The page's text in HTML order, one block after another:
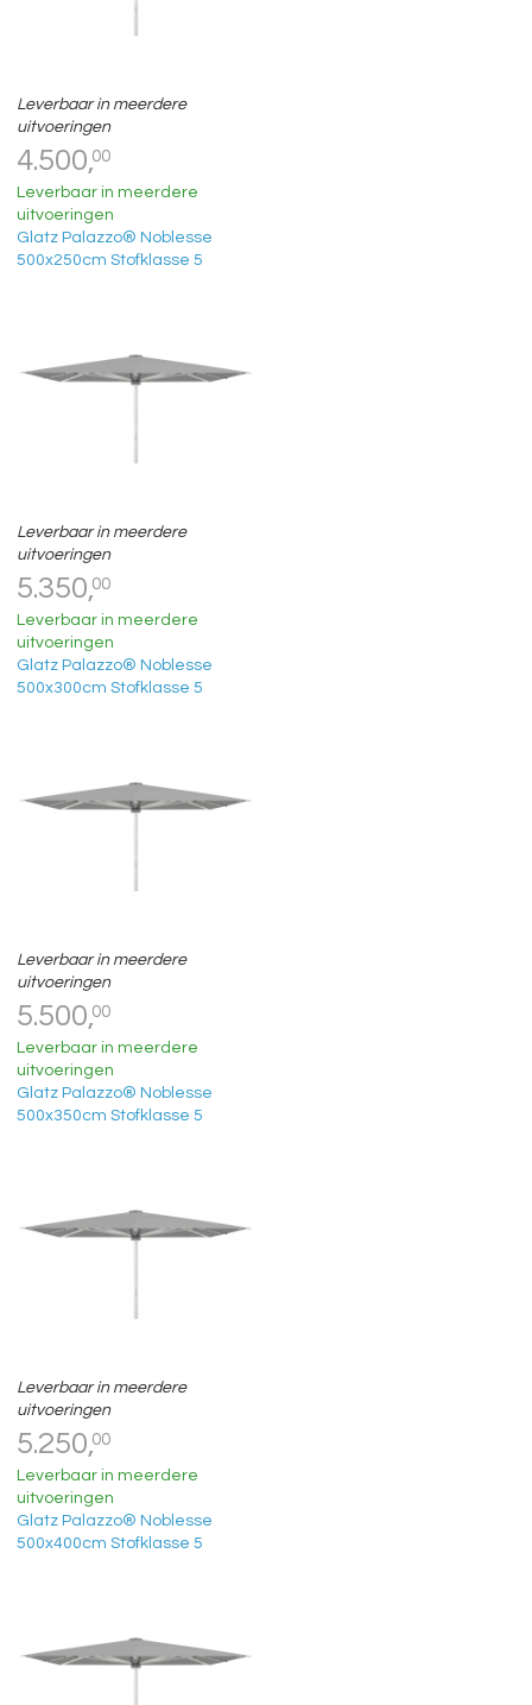
Leverbaar in meerdere
uitvoeringen
4.500,00
Leverbaar in meerdere
uitvoeringen
Glatz Palazzo® Noblesse
500x250cm Stofklasse 5
Leverbaar in meerdere
uitvoeringen
5.350,00
Leverbaar in meerdere
uitvoeringen
Glatz Palazzo® Noblesse
500x300cm Stofklasse 5
Leverbaar in meerdere
uitvoeringen
5.500,00
Leverbaar in meerdere
uitvoeringen
Glatz Palazzo® Noblesse
500x350cm Stofklasse 5
Leverbaar in meerdere
uitvoeringen
5.250,00
Leverbaar in meerdere
uitvoeringen
Glatz Palazzo® Noblesse
500x400cm Stofklasse 5